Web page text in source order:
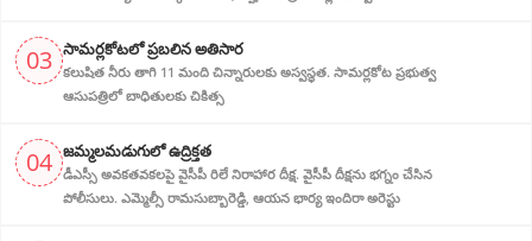
03 సామర్లకోటలో ప్రబలిన అతిసార
కలుషిత నీరు తాగి 11 మంది చిన్నారులకు అస్వస్థత. సామర్లకోట ప్రభుత్వ
ఆసుపత్రిలో బాధితులకు చికిత్స
04 జ‌మ్మ‌ల‌మ‌డుగులో ఉద్రిక్త‌త‌
డీఎస్సీ అవ‌క‌త‌వ‌క‌ల‌పై వైసీపీ రిలే నిరాహార‌ దీక్ష‌. వైసీపీ దీక్ష‌ను భ‌గ్నం చేసిన
పోలీసులు. ఎమ్మెల్సీ రామసుబ్బారెడ్డి, ఆయ‌న‌ భార్య ఇందిరా అరెస్టు